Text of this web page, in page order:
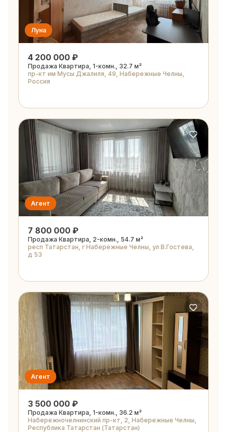
Луна
4 200 000 ₽
Продажа Квартира, 1-комн., 32.7 м²
пр-кт им Мусы Джалиля, 49, Набережные Челны,
Россия
Агент
7 800 000 ₽
Продажа Квартира, 2-комн., 54.7 м²
респ Татарстан, г Набережные Челны, ул В.Гостева,
д 53
Агент
3 500 000 ₽
Продажа Квартира, 1-комн., 36.2 м²
Набережночелнинский пр-кт, 2, Набережные Челны,
Республика Татарстан (Татарстан)